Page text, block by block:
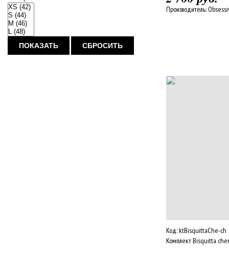
ПОКАЗАТЬ СБРОСИТЬ
Производитель:
Код:ktBisquittaChe-ch
Комплект Bisquitta